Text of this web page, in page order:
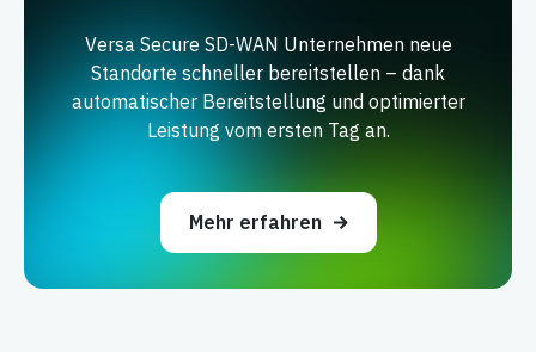
Versa Secure SD-WAN Unternehmen neue
Standorte schneller bereitstellen – dank
automatischer Bereitstellung und optimierter
Leistung vom ersten Tag an.
Mehr erfahren